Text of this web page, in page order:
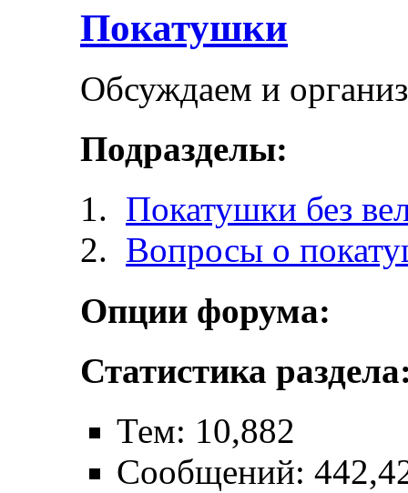
Покатушки
Обсуждаем и
Подразделы:
Покатушки без
Вопросы о
Опции форума:
Статистика
Тем: 10,882
Сообщений: